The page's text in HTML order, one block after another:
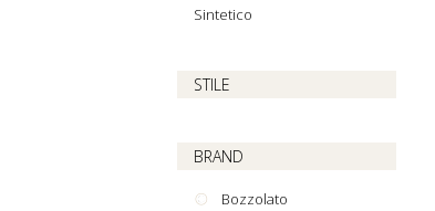
Sintetico
STILE
BRAND
Bozzolato